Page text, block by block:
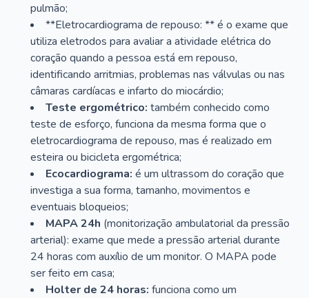
pulmão;
**Eletrocardiograma de repouso: ** é o exame que
utiliza eletrodos para avaliar a atividade elétrica do
coração quando a pessoa está em repouso,
identificando arritmias, problemas nas válvulas ou nas
câmaras cardíacas e infarto do miocárdio;
Teste ergométrico: também conhecido como
teste de esforço, funciona da mesma forma que o
eletrocardiograma de repouso, mas é realizado em
esteira ou bicicleta ergométrica;
Ecocardiograma: é um ultrassom do coração que
investiga a sua forma, tamanho, movimentos e
eventuais bloqueios;
MAPA 24h (monitorização ambulatorial da pressão
arterial): exame que mede a pressão arterial durante
24 horas com auxílio de um monitor. O MAPA pode
ser feito em casa;
Holter de 24 horas: funciona como um